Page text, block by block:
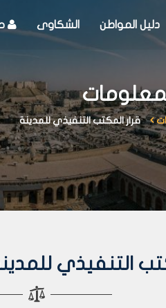
دليل المواطن الشكاوى
قرار المكتب التنفيذي للمدينة
التنفيذي للمدينة رقم 92